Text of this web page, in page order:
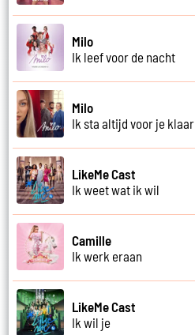
Milo
Ik leef voor de nacht
Milo
Ik sta altijd voor je klaar
LikeMe Cast
Ik weet wat ik wil
Camille
Ik werk eraan
LikeMe Cast
Ik wil je